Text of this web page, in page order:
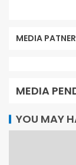
MEDIA PATNER
MEDIA
YOU MAY